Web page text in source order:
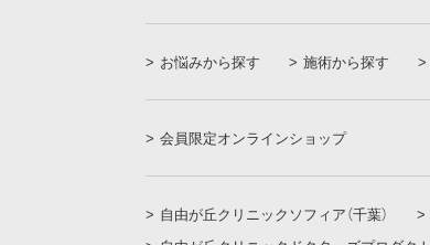
お悩みから探す 施術から探す
会員限定オンラインショップ
自由が丘クリニックソフィア（千葉）